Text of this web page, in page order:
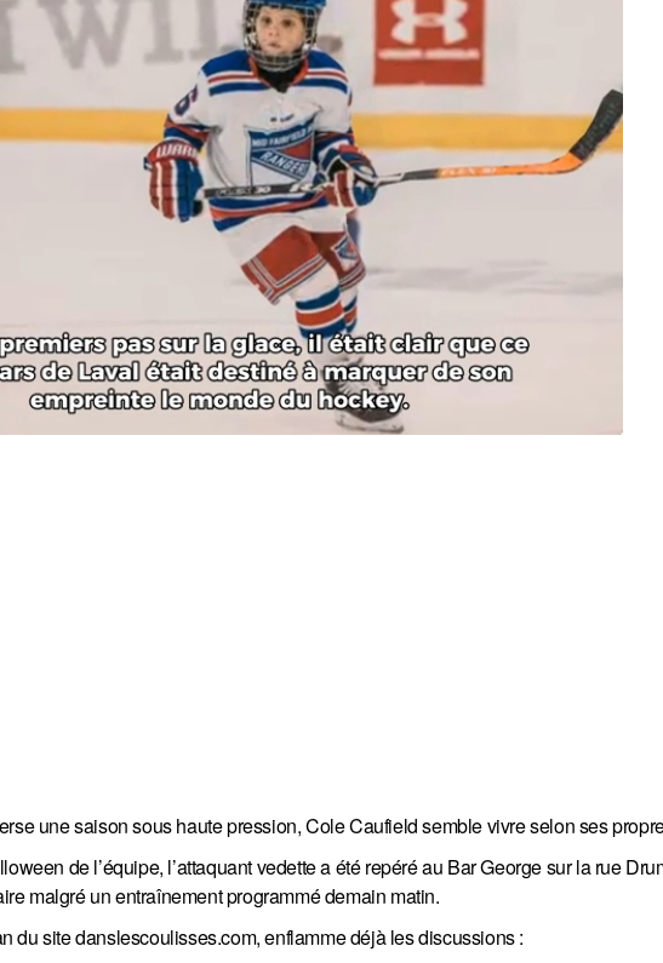
une saison sous haute pression, Cole Caufield semble vivre selon ses
de l’équipe, l’attaquant vedette a été repéré au Bar George sur la rue
malgré un entraînement programmé demain matin.
du site danslescoulisses.com, enflamme déjà les discussions :